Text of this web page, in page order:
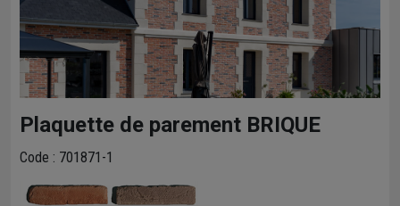
Plaquette de parement BRIQUE
Code : 701871-1